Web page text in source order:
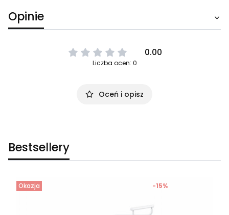
Opinie
0.00
Liczba ocen: 0
Oceń i opisz
Bestsellery
Okazja -15%